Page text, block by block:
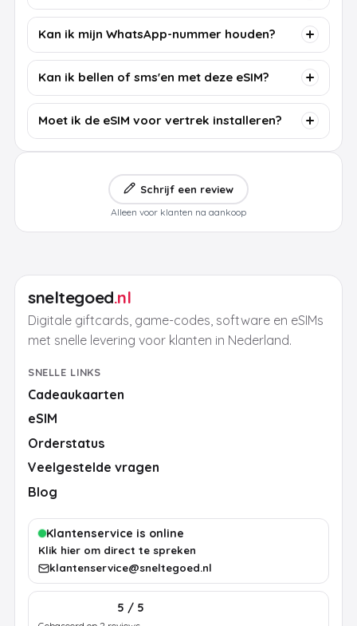
Kan ik mijn WhatsApp-nummer houden?
Kan ik bellen of sms'en met deze eSIM?
Moet ik de eSIM voor vertrek installeren?
Schrijf een review
Alleen voor klanten na aankoop
sneltegoed.nl
Digitale giftcards, game-codes, software en eSIMs
met snelle levering voor klanten in Nederland.
SNELLE LINKS
Cadeaukaarten
eSIM
Orderstatus
Veelgestelde vragen
Blog
Klantenservice is online
Klik hier om direct te spreken
klantenservice@sneltegoed.nl
5 / 5